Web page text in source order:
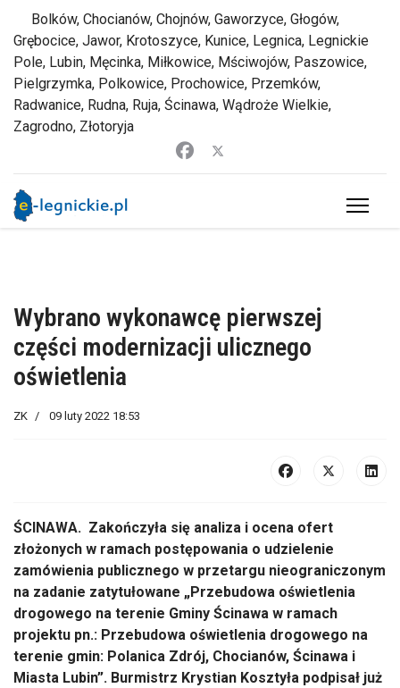
Bolków, Chocianów, Chojnów, Gaworzyce, Głogów,
Grębocice, Jawor, Krotoszyce, Kunice, Legnica, Legnickie
Pole, Lubin, Męcinka, Miłkowice, Mściwojów, Paszowice,
Pielgrzymka, Polkowice, Prochowice, Przemków,
Radwanice, Rudna, Ruja, Ścinawa, Wądroże Wielkie,
Zagrodno, Złotoryja
Wybrano wykonawcę pierwszej
części modernizacji ulicznego
oświetlenia
ZK 09 luty 2022 18:53
ŚCINAWA. Zakończyła się analiza i ocena ofert
złożonych w ramach postępowania o udzielenie
zamówienia publicznego w przetargu nieograniczonym
na zadanie zatytułowane „Przebudowa oświetlenia
drogowego na terenie Gminy Ścinawa w ramach
projektu pn.: Przebudowa oświetlenia drogowego na
terenie gmin: Polanica Zdrój, Chocianów, Ścinawa i
Miasta Lubin”. Burmistrz Krystian Kosztyła podpisał już